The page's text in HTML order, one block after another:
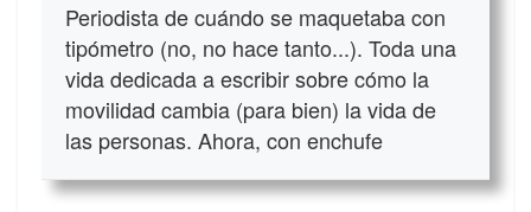
Periodista de cuándo se maquetaba con
tipómetro (no, no hace tanto...). Toda una
vida dedicada a escribir sobre cómo la
movilidad cambia (para bien) la vida de
las personas. Ahora, con enchufe